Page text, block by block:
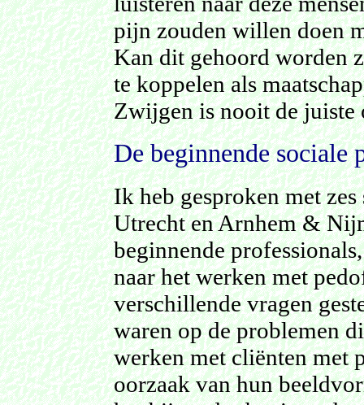
pijn zouden willen doen
Kan dit gehoord worden
te koppelen als
Zwijgen is nooit de
De beginnende sociale
Ik heb gesproken met
Utrecht en Arnhem &
beginnende
naar het werken met
verschillende vragen
waren op de problemen
werken met cliënten met
oorzaak van hun